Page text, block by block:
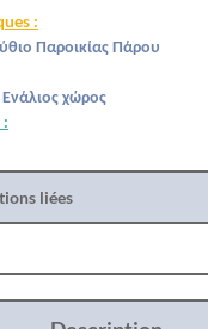
:
Παροικίας Πάρου
χώρος
liées